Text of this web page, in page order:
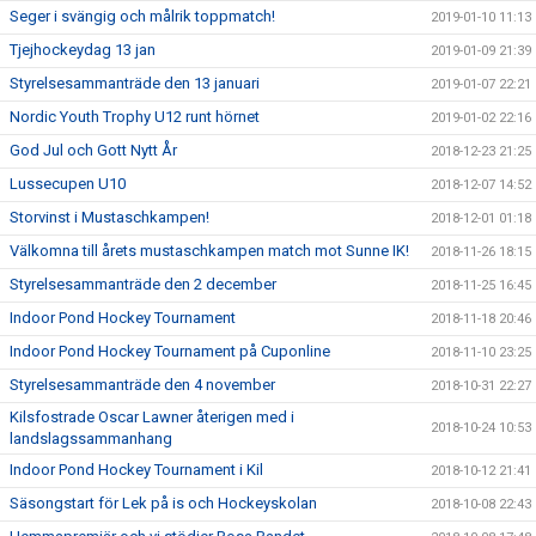
Seger i svängig och målrik toppmatch! 2019-01-10 11:13
Tjejhockeydag 13 jan 2019-01-09 21:39
Styrelsesammanträde den 13 januari 2019-01-07 22:21
Nordic Youth Trophy U12 runt hörnet 2019-01-02 22:16
God Jul och Gott Nytt År 2018-12-23 21:25
Lussecupen U10 2018-12-07 14:52
Storvinst i Mustaschkampen! 2018-12-01 01:18
Välkomna till årets mustaschkampen match mot Sunne IK! 2018-11-26 18:15
Styrelsesammanträde den 2 december 2018-11-25 16:45
Indoor Pond Hockey Tournament 2018-11-18 20:46
Indoor Pond Hockey Tournament på Cuponline 2018-11-10 23:25
Styrelsesammanträde den 4 november 2018-10-31 22:27
Kilsfostrade Oscar Lawner återigen med i
landslagssammanhang
2018-10-24 10:53
Indoor Pond Hockey Tournament i Kil 2018-10-12 21:41
Säsongstart för Lek på is och Hockeyskolan 2018-10-08 22:43